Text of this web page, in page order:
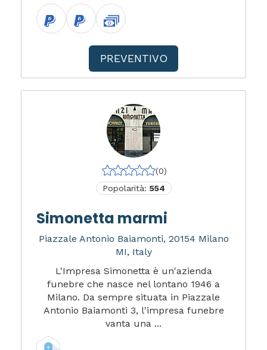
PREVENTIVO
(0)
Popolarità: 554
Simonetta marmi
Piazzale Antonio Baiamonti, 20154 Milano
MI, Italy
L'Impresa Simonetta è un'azienda
funebre che nasce nel lontano 1946 a
Milano. Da sempre situata in Piazzale
Antonio Baiamonti 3, l'impresa funebre
vanta una ...